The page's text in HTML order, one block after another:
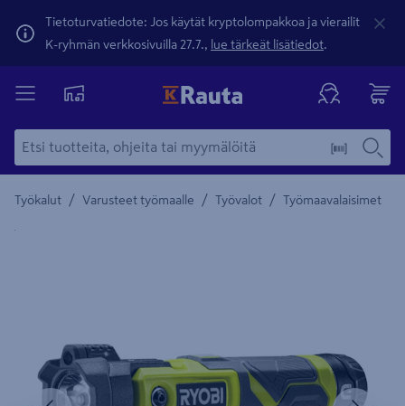
Tietoturvatiedote: Jos käytät kryptolompakkoa ja vierailit
K-ryhmän verkkosivuilla 27.7., lue tärkeät lisätiedot.
Työkalut / Varusteet työmaalle / Työvalot / Työmaavalaisimet
Yksityiskohtainen kuvaus löytyy Tuotteen kuvaus -
Edellinen